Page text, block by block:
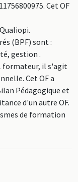
Cet OF
(BPF) sont :
gestion .
formateur, il s'agit
Cet OF a
Pédagogique et
d'un autre OF.
de formation